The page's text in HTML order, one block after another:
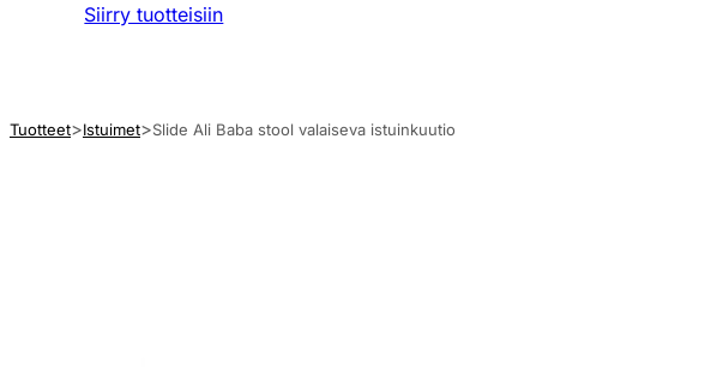
Siirry tuotteisiin
Tuotteet Istuimet Slide Ali Baba stool valaiseva istuinkuutio